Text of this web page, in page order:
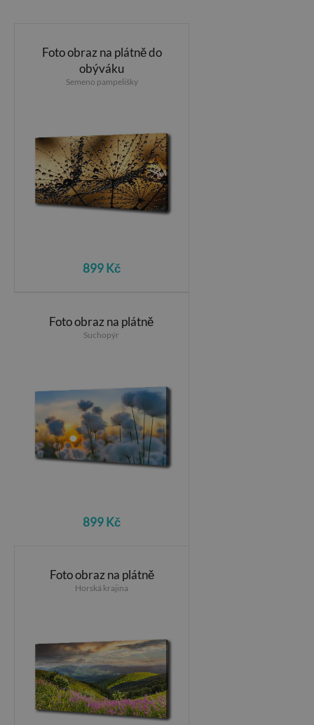
Foto obraz na plátně do
obýváku
Semeno pampelišky
899 Kč
Foto obraz na plátně
Suchopýr
899 Kč
Foto obraz na plátně
Horská krajina